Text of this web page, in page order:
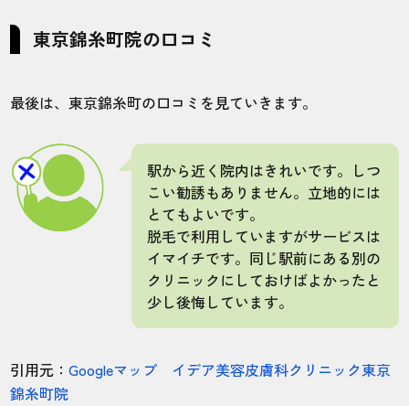
東京錦糸町院の口コミ
最後は、東京錦糸町の口コミを見ていきます。
駅から近く院内はきれいです。しつ
こい勧誘もありません。立地的には
とてもよいです。
脱毛で利用していますがサービスは
イマイチです。同じ駅前にある別の
クリニックにしておけばよかったと
少し後悔しています。
引用元：Googleマップ イデア美容皮膚科クリニック東京
錦糸町院